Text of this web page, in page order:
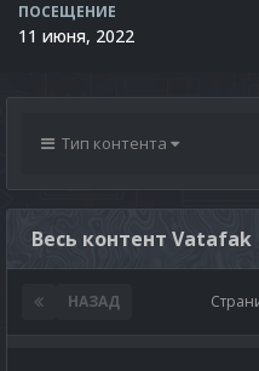
ПОСЕЩЕНИЕ
11 июня, 2022
Тип контента
Весь контент Vatafak
НАЗАД